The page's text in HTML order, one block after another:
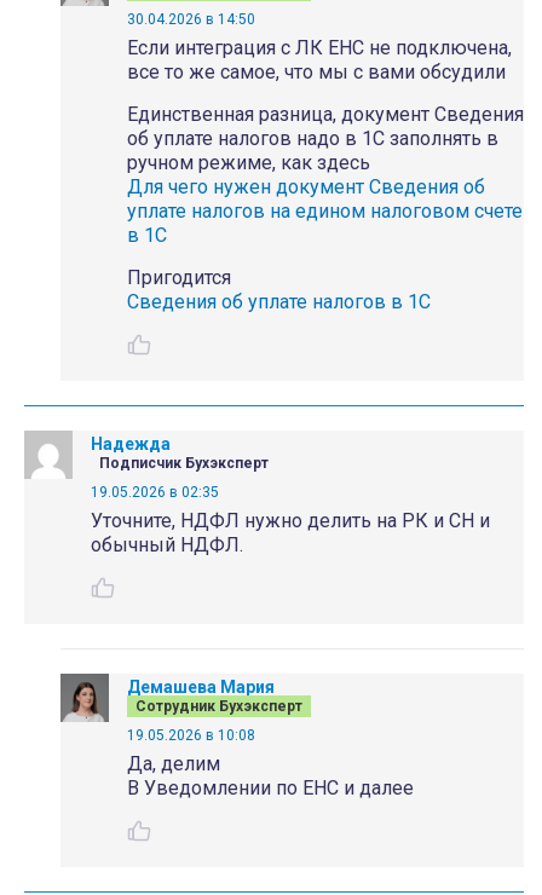
30.04.2026 в 14:50
Если интеграция с ЛК ЕНС не подключена,
все то же самое, что мы с вами обсудили
Единственная разница, документ Сведения
об уплате налогов надо в 1С заполнять в
ручном режиме, как здесь
Для чего нужен документ Сведения об
уплате налогов на едином налоговом счете
в 1С
Пригодится
Сведения об уплате налогов в 1С
Надежда
Подписчик Бухэксперт
19.05.2026 в 02:35
Уточните, НДФЛ нужно делить на РК и СН и
обычный НДФЛ.
Демашева Мария
Сотрудник Бухэксперт
19.05.2026 в 10:08
Да, делим
В Уведомлении по ЕНС и далее